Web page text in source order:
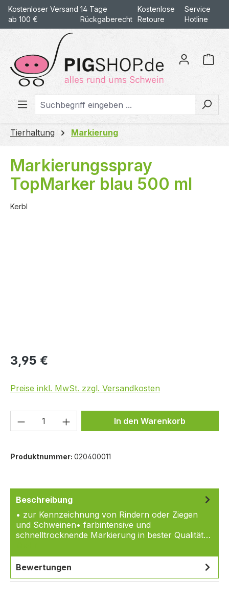
springen
Kostenloser Versand
ab 100 €
14 Tage
Rückgaberecht
Kostenlose
Retoure
Service
Hotline
Tierhaltung Markierung
Markierungsspray
TopMarker blau 500 ml
Kerbl
3,95 €
Preise inkl. MwSt. zzgl. Versandkosten
Produkt Anzahl: Gib den gewünschten
In den Warenkorb
Produktnummer: 020400011
Beschreibung
• zur Kennzeichnung von Rindern oder Ziegen
und Schweinen• farbintensive und
schnelltrocknende Markierung in bester Qualität…
Bewertungen